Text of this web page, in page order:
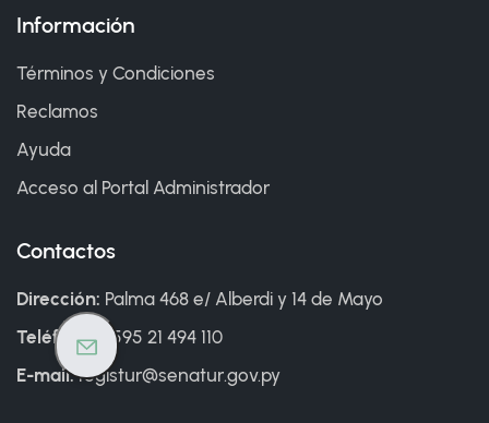
Información
Términos y Condiciones
Reclamos
Ayuda
Acceso al Portal Administrador
Contactos
Dirección: Palma 468 e/ Alberdi y 14 de Mayo
Teléfono:+595 21 494 110
E-mail:registur@senatur.gov.py